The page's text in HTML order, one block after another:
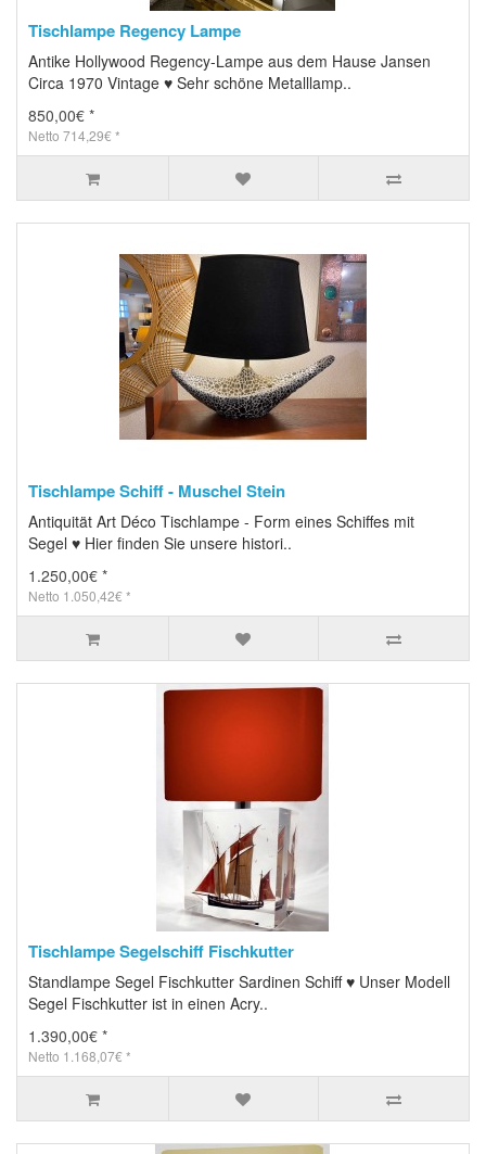
Tischlampe Regency Lampe
Antike Hollywood Regency-Lampe aus dem Hause Jansen
Circa 1970 Vintage ♥ Sehr schöne Metalllamp..
850,00€ *
Netto 714,29€ *
Tischlampe Schiff - Muschel Stein
Antiquität Art Déco Tischlampe - Form eines Schiffes mit
Segel ♥ Hier finden Sie unsere histori..
1.250,00€ *
Netto 1.050,42€ *
Tischlampe Segelschiff Fischkutter
Standlampe Segel Fischkutter Sardinen Schiff ♥ Unser Modell
Segel Fischkutter ist in einen Acry..
1.390,00€ *
Netto 1.168,07€ *